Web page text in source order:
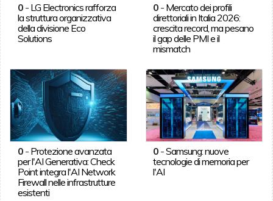
0- LG Electronics rafforza
la struttura organizzativa
della divisione Eco
Solutions
0 - Mercato dei profili
direttoriali in Italia 2026:
crescita record, ma pesano
il gap delle PMI e il
mismatch
0- Protezione avanzata
per l'AI Generativa: Check
Point integra l'AI Network
Firewall nelle infrastrutture
esistenti
0 -Samsung: nuove
tecnologie di memoria per
l'AI